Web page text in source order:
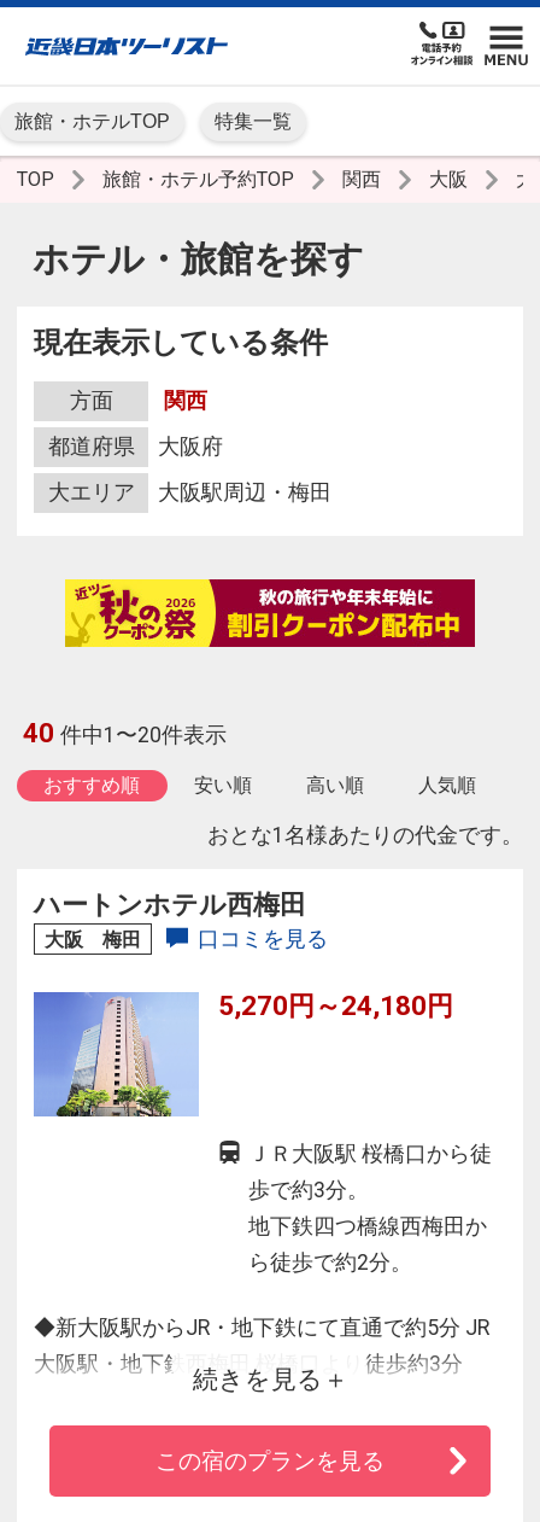
旅館・ホテルTOP 特集一覧
TOP 旅館・ホテル予約TOP 関西 大阪
ホテル・旅館を探す
現在表示している条件
方面
関西
都道府県
大阪府
大エリア
大阪駅周辺・梅田
40 件中1〜20件表示
おすすめ順 安い順 高い順 人気順
おとな1名様あたりの代金です。
ハートンホテル西梅田
大阪 梅田 口コミを見る
5,270円～24,180円
ＪＲ大阪駅 桜橋口から徒
歩で約3分。
地下鉄四つ橋線西梅田か
ら徒歩で約2分。
◆新大阪駅からJR・地下鉄にて直通で約5分 JR
大阪駅・地下鉄西梅田 桜橋口より徒歩約3分
◆空港行リムジンバス乗り場も徒歩約2分
◆ビジネスはもとより京都、神戸、奈良観光の
拠点としても最適
続きを見る
この宿のプランを見る